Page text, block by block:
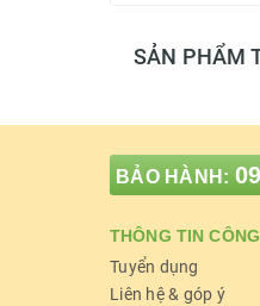
SẢN PHẨM
BẢO HÀNH:
THÔNG TIN
Tuyển dụng
Liên hệ & góp ý